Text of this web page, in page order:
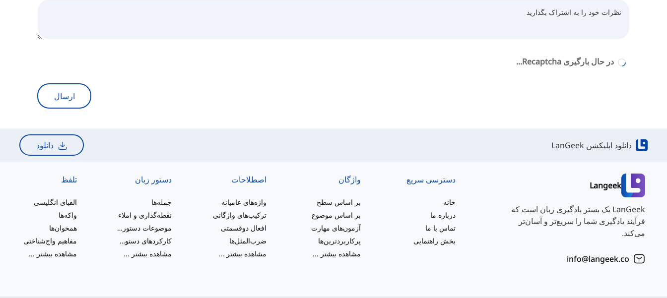
در حال بارگیری Recaptcha...
ارسال
دانلود اپلیکشن LanGeek دانلود
Langeek
LanGeek یک بستر یادگیری زبان است که
فرآیند یادگیری شما را سریع‌تر و آسان‌تر
می‌کند.
info@langeek.co
دسترسی سریع
خانه
درباره ما
تماس با ما
بخش راهنمایی
واژگان
بر اساس سطح
بر اساس موضوع
آزمون‌های مهارت
پرکاربردترین‌ها
مشاهده بیشتر ...
اصطلاحات
واژه‌های عامیانه
ترکیب‌های واژگانی
افعال دوقسمتی
ضرب‌المثل‌ها
مشاهده بیشتر ...
دستور زبان
جمله‌ها
نقطه‌گذاری و املاء
موضوعات دستور زبان متنوع
کارکردهای دستوری
مشاهده بیشتر ...
تلفظ
الفبای انگلیسی
واکه‌ها
همخوان‌ها
مفاهیم واج‌شناختی
مشاهده بیشتر ...